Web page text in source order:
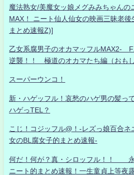
魔法熟女/美魔女ッ娘メグみみちゃんの
MAX！ ニート仙人仙女の映画三昧老
まとめ速報Z)]
乙女系腐男子のオカマッフルMAX2-
逆襲！！ 極道のオカマたち編（おもし
スーパーウンコ！
新・ハゲッフル！哀愁のハゲ男の髪っ
ハゲっTEL？
こじ！コジッフル@！-レズっ娘百合
女のBL腐女子的まとめ速報-
何だ！何が？真・シロッフル！！
ニート的まとめ速報！一生童貞上等夜